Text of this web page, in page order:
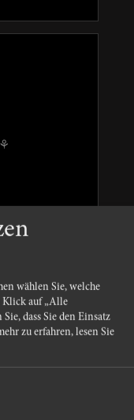
und Maria
wählen Sie, welche
Klick auf „Alle
dass Sie den Einsatz
zu erfahren, lesen Sie